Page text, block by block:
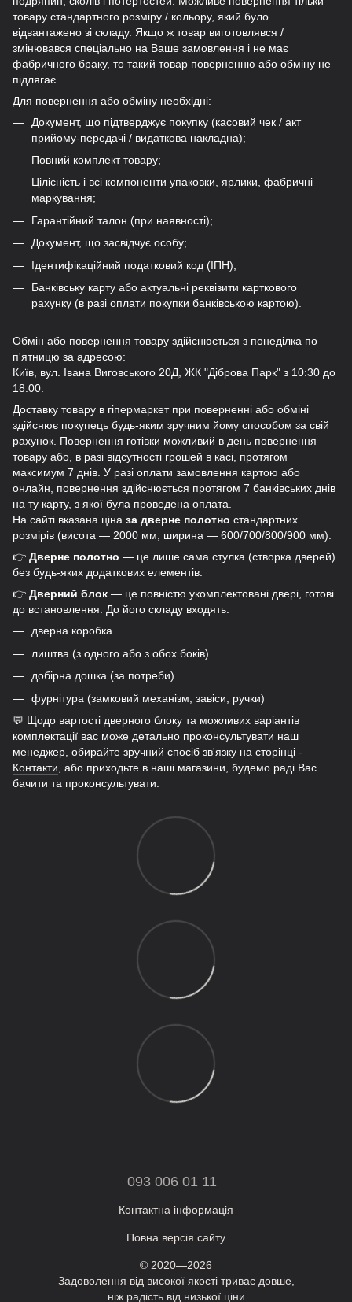
товару стандартного розміру / кольору, який було
відвантажено зі складу. Якщо ж товар виготовлявся /
змінювався спеціально на Ваше замовлення і не має
фабричного браку, то такий товар поверненню або обміну не
підлягає.
Для повернення або обміну необхідні:
Документ, що підтверджує покупку (касовий чек / акт
прийому-передачі / видаткова накладна);
Повний комплект товару;
Цілісність і всі компоненти упаковки, ярлики, фабричні
маркування;
Гарантійний талон (при наявності);
Документ, що засвідчує особу;
Ідентифікаційний податковий код (ІПН);
Банківську карту або актуальні реквізити карткового
рахунку (в разі оплати покупки банківською картою).
Обмін або повернення товару здійснюється з понеділка по
п'ятницю за адресою:
Київ, вул. Івана Виговського 20Д, ЖК "Діброва Парк" з 10:30 до
18:00.
Доставку товару в гіпермаркет при поверненні або обміні
здійснює покупець будь-яким зручним йому способом за свій
рахунок. Повернення готівки можливий в день повернення
товару або, в разі відсутності грошей в касі, протягом
максимум 7 днів. У разі оплати замовлення картою або
онлайн, повернення здійснюється протягом 7 банківських днів
на ту карту, з якої була проведена оплата.
На сайті вказана ціна за дверне полотно стандартних
розмірів (висота — 2000 мм, ширина — 600/700/800/900 мм).
👉 Дверне полотно — це лише сама стулка (створка дверей)
без будь-яких додаткових елементів.
👉 Дверний блок — це повністю укомплектовані двері, готові
до встановлення. До його складу входять:
дверна коробка
лиштва (з одного або з обох боків)
добірна дошка (за потреби)
фурнітура (замковий механізм, завіси, ручки)
💬 Щодо вартості дверного блоку та можливих варіантів
комплектації вас може детально проконсультувати наш
менеджер, обирайте зручний спосіб зв'язку на сторінці -
Контакти , або приходьте в наші магазини, будемо раді Вас
бачити та проконсультувати.
093 006 01 11
Контактна інформація
Повна версія сайту
© 2020—2026
Задоволення від високої якості триває довше,
ніж радість від низької ціни